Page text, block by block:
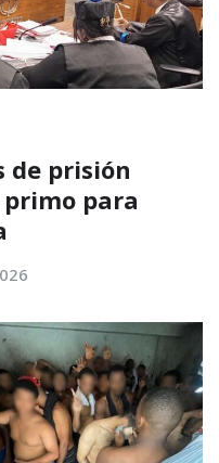
de prisión
para